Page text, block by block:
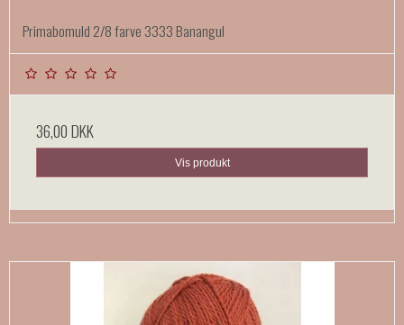
Primabomuld 2/8 farve 3333 Banangul
36,00 DKK
Vis produkt